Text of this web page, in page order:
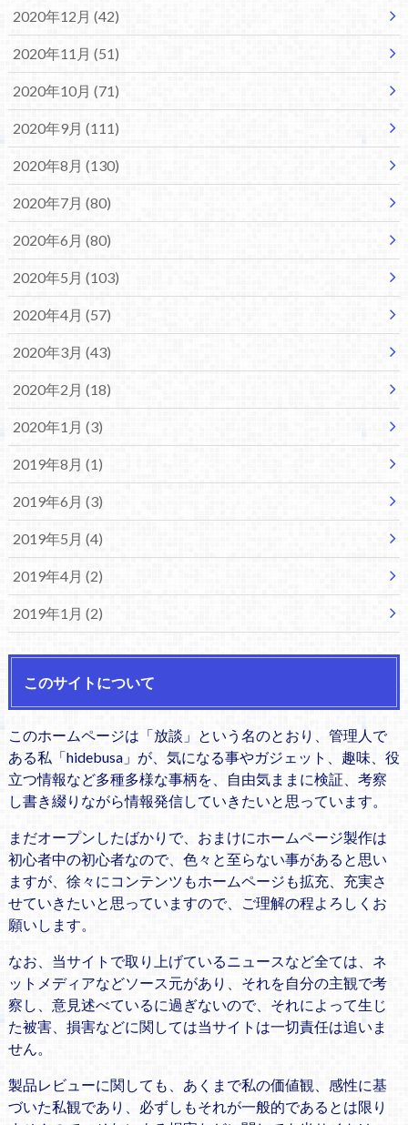
2020年12月 (42)
2020年11月 (51)
2020年10月 (71)
2020年9月 (111)
2020年8月 (130)
2020年7月 (80)
2020年6月 (80)
2020年5月 (103)
2020年4月 (57)
2020年3月 (43)
2020年2月 (18)
2020年1月 (3)
2019年8月 (1)
2019年6月 (3)
2019年5月 (4)
2019年4月 (2)
2019年1月 (2)
このサイトについて
このホームページは「放談」という名のとおり、管理人で
ある私「hidebusa」が、気になる事やガジェット、趣味、役
立つ情報など多種多様な事柄を、自由気ままに検証、考察
し書き綴りながら情報発信していきたいと思っています。
まだオープンしたばかりで、おまけにホームページ製作は
初心者中の初心者なので、色々と至らない事があると思い
ますが、徐々にコンテンツもホームページも拡充、充実さ
せていきたいと思っていますので、ご理解の程よろしくお
願いします。
なお、当サイトで取り上げているニュースなど全ては、ネ
ットメディアなどソース元があり、それを自分の主観で考
察し、意見述べているに過ぎないので、それによって生じ
た被害、損害などに関しては当サイトは一切責任は追いま
せん。
製品レビューに関しても、あくまで私の価値観、感性に基
づいた私観であり、必ずしもそれが一般的であるとは限り